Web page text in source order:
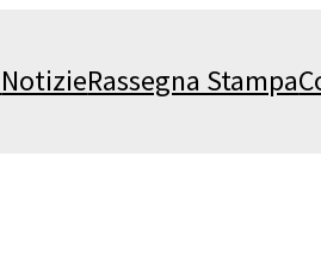
NotizieRassegna Stampa